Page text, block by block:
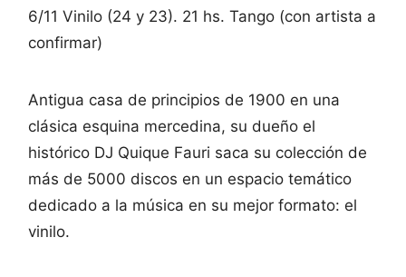
6/11 Vinilo (24 y 23). 21 hs. Tango (con artista a
confirmar)
Antigua casa de principios de 1900 en una
clásica esquina mercedina, su dueño el
histórico DJ Quique Fauri saca su colección de
más de 5000 discos en un espacio temático
dedicado a la música en su mejor formato: el
vinilo.